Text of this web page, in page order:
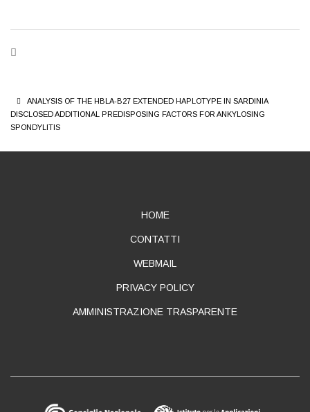
BREADCRUMB
ANALYSIS OF THE HBLA-B27 EXTENDED HAPLOTYPE IN SARDINIA
DISCLOSED ADDITIONAL PREDISPOSING FACTORS FOR ANKYLOSING
SPONDYLITIS
HOME
CONTATTI
WEBMAIL
PRIVACY POLICY
AMMINISTRAZIONE TRASPARENTE